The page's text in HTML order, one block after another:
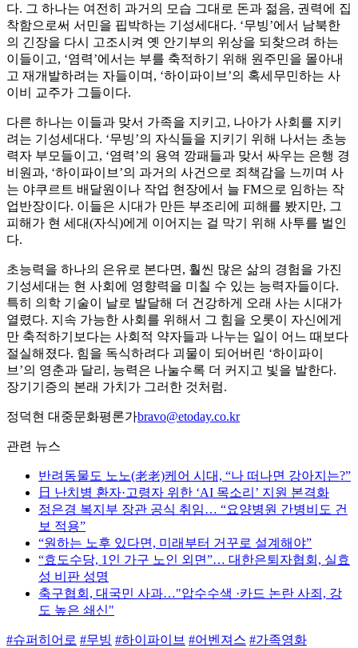
다. 그 하나는 여전히 과거의 모습 그대로 돈과 젊음, 권력에 집
착함으로써 서민을 핍박하는 기성세대다. ‘무빙’에서 남북한
의 긴장을 다시 고조시켜 옛 안기부의 위상을 되찾으려 하는
이들이고, ‘염력’에서는 부를 축적하기 위해 원주민을 몰아내
고 재개발하려는 자들이며, ‘하이파이브’의 혹세무민하는 사
이비 교주가 그들이다.
다른 하나는 이들과 맞서 가족을 지키고, 나아가 사회를 지키
려는 기성세대다. ‘무빙’의 자식들을 지키기 위해 나서는 초능
력자 부모들이고, ‘염력’의 용역 깡패들과 맞서 싸우는 은행 경
비원과, ‘하이파이브’의 과거의 사건으로 죄책감을 느끼며 사
는 야쿠르트 배달원이나 작업 현장에서 늘 FM으로 임하는 작
업반장이다. 이들은 시대가 만든 부조리에 피해를 봤지만, 그
피해가 현 세대(자식)에게 이어지는 걸 막기 위해 사투를 벌인
다.
초능력을 하나의 은유로 본다면, 훨씬 많은 삶의 경험을 가진
기성세대는 현 사회에 영향력을 미칠 수 있는 능력자들이다.
특히 의학 기술이 날로 발달해 더 건강하게 오래 사는 시대가
열렸다. 지속 가능한 사회를 위해서 그 힘을 오롯이 자신에게
만 축적하기보다는 사회적 약자들과 나누는 일이 어느 때보다
절실해졌다. 힘을 독식하려다 괴물이 되어버린 ‘하이파이
브’의 영춘과 달리, 능력은 나눌수록 더 커지고 빛을 발한다.
장기기증의 본래 가치가 그러한 것처럼.
정덕현 대중문화평론가bravo@etoday.co.kr
관련 뉴스
반려동물도 노노(老老)케어 시대, “나 떠나면 강아지는?”
日 난치병 환자·고령자 위한 ‘AI 목소리’ 지원 본격화
정은경 복지부 장관 공식 취임… “요양병원 간병비도 건
보 적용”
“원하는 노후 있다면, 미래부터 거꾸로 설계해야”
“효도수당, 1인 가구 노인 외면”… 대한은퇴자협회, 실효
성 비판 성명
축구협회, 대국민 사과…"압수수색 ·카드 논란 사죄, 강
도 높은 쇄신"
#슈퍼히어로 #무빙 #하이파이브 #어벤져스 #가족영화